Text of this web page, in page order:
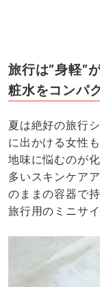
旅行は”身軽”
粧水をコンパ
夏は絶好の旅行
に出かける女性
地味に悩むのが
多いスキンケア
のままの容器で
旅行用のミニサ